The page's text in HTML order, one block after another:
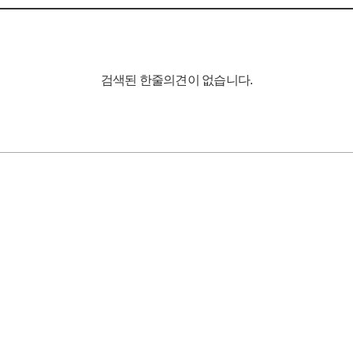
검색된 한줄의견이 없습니다.